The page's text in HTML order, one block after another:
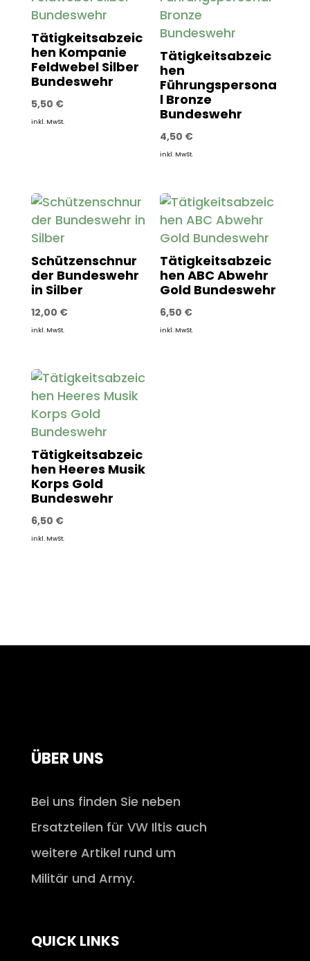
Tätigkeitsabzeic
hen Kompanie
Feldwebel Silber
Bundeswehr
5,50 €
inkl. MwSt.
Tätigkeitsabzeic
hen
Führungspersona
l Bronze
Bundeswehr
4,50 €
inkl. MwSt.
Schützenschnur
der Bundeswehr
in Silber
12,00 €
inkl. MwSt.
Tätigkeitsabzeic
hen ABC Abwehr
Gold Bundeswehr
6,50 €
inkl. MwSt.
Tätigkeitsabzeic
hen Heeres Musik
Korps Gold
Bundeswehr
6,50 €
inkl. MwSt.
ÜBER UNS
Bei uns finden Sie neben
Ersatzteilen für VW Iltis auch
weitere Artikel rund um
Militär und Army.
QUICK LINKS